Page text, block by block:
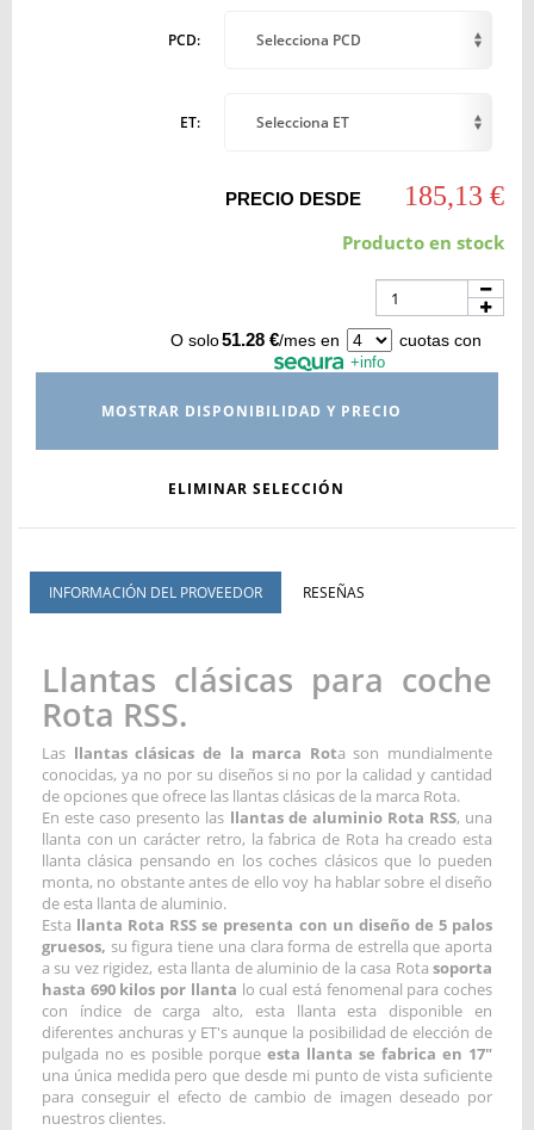
PCD: Selecciona PCD
ET: Selecciona ET
PRECIO DESDE 185,13 €
Producto en stock
O solo51.28 €/mes en cuotas con
+info
MOSTRAR DISPONIBILIDAD Y PRECIO
ELIMINAR SELECCIÓN
INFORMACIÓN DEL PROVEEDOR RESEÑAS
Llantas clásicas para coche
Rota RSS.
Las llantas clásicas de la marca Rota son mundialmente
conocidas, ya no por su diseños si no por la calidad y cantidad
de opciones que ofrece las llantas clásicas de la marca Rota.
En este caso presento las llantas de aluminio Rota RSS, una
llanta con un carácter retro, la fabrica de Rota ha creado esta
llanta clásica pensando en los coches clásicos que lo pueden
monta, no obstante antes de ello voy ha hablar sobre el diseño
de esta llanta de aluminio.
Esta llanta Rota RSS se presenta con un diseño de 5 palos
gruesos, su figura tiene una clara forma de estrella que aporta
a su vez rigidez, esta llanta de aluminio de la casa Rota soporta
hasta 690 kilos por llanta lo cual está fenomenal para coches
con índice de carga alto, esta llanta esta disponible en
diferentes anchuras y ET's aunque la posibilidad de elección de
pulgada no es posible porque esta llanta se fabrica en 17"
una única medida pero que desde mi punto de vista suficiente
para conseguir el efecto de cambio de imagen deseado por
nuestros clientes.